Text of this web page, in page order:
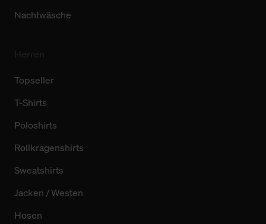
Nachtwäsche
Topseller
T-Shirts
Poloshirts
Rollkragenshirts
Sweatshirts
Jacken / Westen
Hosen